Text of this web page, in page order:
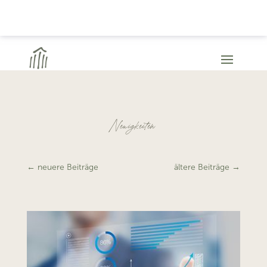
Neuigkeiten
← neuere Beiträge ältere Beiträge →